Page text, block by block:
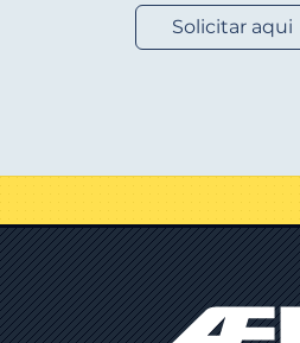
Solicitar aqui